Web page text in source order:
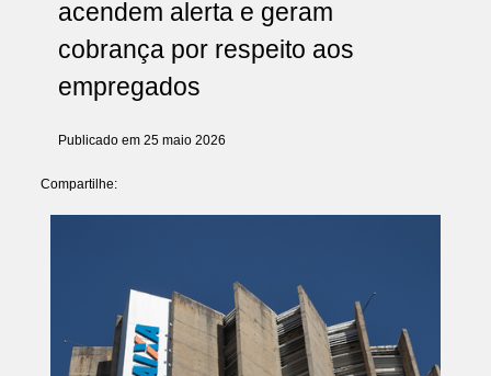
acendem alerta e geram
cobrança por respeito aos
empregados
Publicado em 25 maio 2026
Compartilhe: